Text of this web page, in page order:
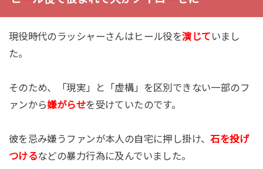
現役時代のラッシャーさんはヒール役を演じて いまし
た。
そのため、「現実」と「虚構」を区別できない一部のフ
ァンから嫌がらせを受けていたのです。
彼を忌み嫌うファンが本人の自宅に押し掛け、石を投げ
つけるなどの暴力行為に及んでいました。